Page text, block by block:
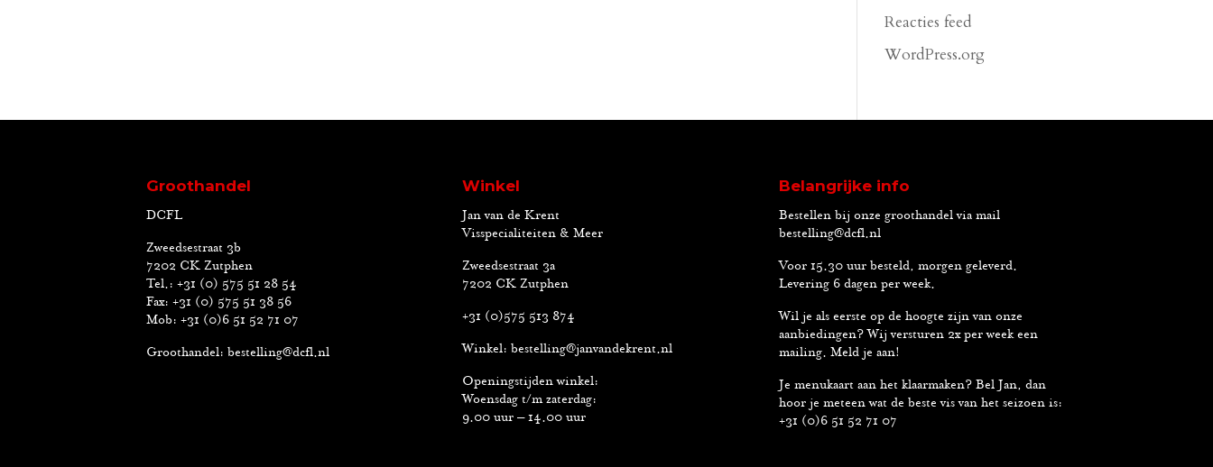
Reacties feed
WordPress.org
Groothandel
DCFL
Zweedsestraat 3b
7202 CK Zutphen
Tel.: +31 (0) 575 51 28 54
Fax: +31 (0) 575 51 38 56
Mob: +31 (0)6 51 52 71 07
Groothandel: bestelling@dcfl.nl
Winkel
Jan van de Krent
Visspecialiteiten & Meer
Zweedsestraat 3a
7202 CK Zutphen
+31 (0)575 513 874
Winkel:bestelling@janvandekrent.nl
Openingstijden winkel:
Woensdag t/m zaterdag:
9.00 uur – 14.00 uur
Belangrijke info
Bestellen bij onze groothandel via mail
bestelling@dcfl.nl
Voor 15.30 uur besteld, morgen geleverd.
Levering 6 dagen per week.
Wil je als eerste op de hoogte zijn van onze
aanbiedingen? Wij versturen 2x per week een
mailing. Meld je aan!
Je menukaart aan het klaarmaken? Bel Jan, dan
hoor je meteen wat de beste vis van het seizoen is:
+31 (0)6 51 52 71 07